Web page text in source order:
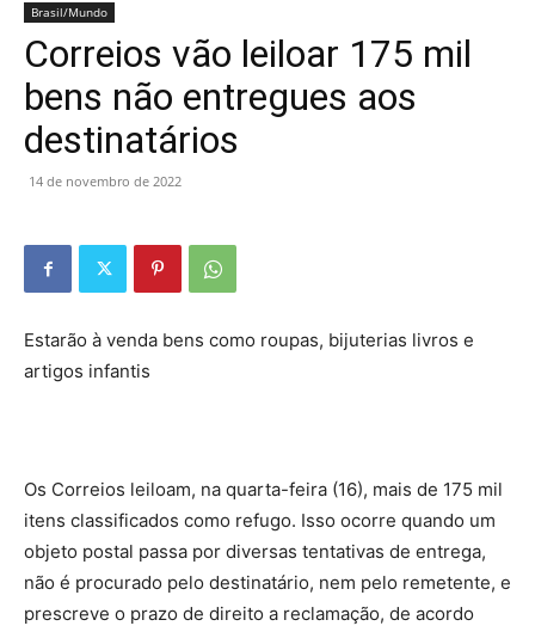
Brasil/Mundo
Correios vão leiloar 175 mil
bens não entregues aos
destinatários
14 de novembro de 2022
Estarão à venda bens como roupas, bijuterias livros e
artigos infantis
Os Correios leiloam, na quarta-feira (16), mais de 175 mil
itens classificados como refugo. Isso ocorre quando um
objeto postal passa por diversas tentativas de entrega,
não é procurado pelo destinatário, nem pelo remetente, e
prescreve o prazo de direito a reclamação, de acordo